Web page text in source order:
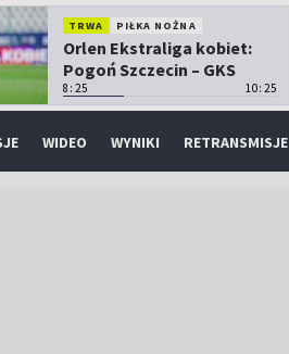
TRWA PIŁKA NOŻNA
Orlen Ekstraliga kobiet:
Pogoń Szczecin – GKS
Górnik Łęczna
8:25 10:25
WIDEO WYNIKI RETRANSMISJE